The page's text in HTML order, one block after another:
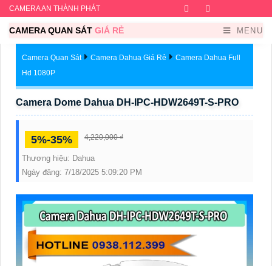
CAMERA AN THÀNH PHÁT Facebook
CAMERA QUAN SÁT GIÁ RẺ MENU
Camera Quan Sát Camera Dahua Giá Rẻ
Camera Dahua Full
Hd 1080P
Camera Dome Dahua DH-IPC-HDW2649T-S-PRO
5%-35% 4,220,000 ₫
Thương hiệu: Dahua
Ngày đăng: 7/18/2025 5:09:20 PM